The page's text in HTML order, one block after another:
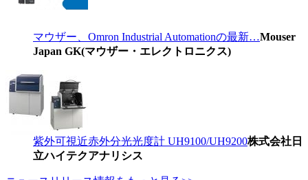
マウザー、Omron Industrial Automationの最新…Mouser
Japan GK(マウザー・エレクトロニクス)
紫外可視近赤外分光光度計 UH9100/UH9200株式会社日
立ハイテクアナリシス